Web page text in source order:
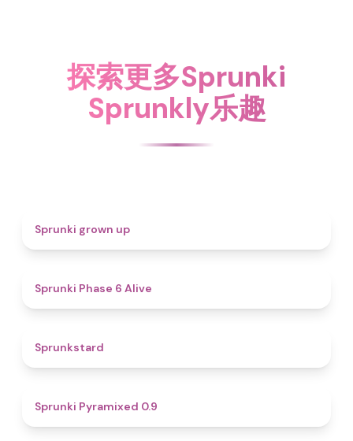
探索更多Sprunki
Sprunkly乐趣
Sprunki grown up
Sprunki Phase 6 Alive
Sprunkstard
Sprunki Pyramixed 0.9